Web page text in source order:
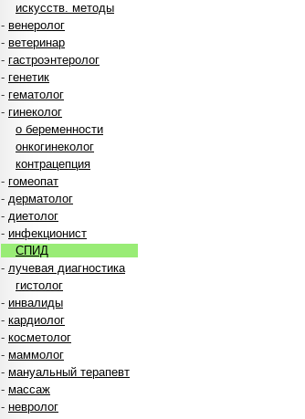
искусств. методы
- венеролог
- ветеринар
- гастроэнтеролог
- генетик
- гематолог
- гинеколог
о беременности
онкогинеколог
контрацепция
- гомеопат
- дерматолог
- диетолог
- инфекционист
СПИД
- лучевая диагностика
гистолог
- инвалиды
- кардиолог
- косметолог
- маммолог
- мануальный терапевт
- массаж
- невролог